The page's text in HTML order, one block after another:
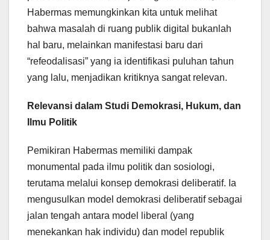
Habermas memungkinkan kita untuk melihat
bahwa masalah di ruang publik digital bukanlah
hal baru, melainkan manifestasi baru dari
“refeodalisasi” yang ia identifikasi puluhan tahun
yang lalu, menjadikan kritiknya sangat relevan.
Relevansi dalam Studi Demokrasi, Hukum, dan
Ilmu Politik
Pemikiran Habermas memiliki dampak
monumental pada ilmu politik dan sosiologi,
terutama melalui konsep demokrasi deliberatif. Ia
mengusulkan model demokrasi deliberatif sebagai
jalan tengah antara model liberal (yang
menekankan hak individu) dan model republik